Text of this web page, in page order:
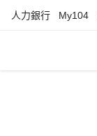
人力銀行 My104